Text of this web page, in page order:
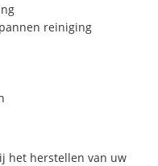
reiniging
het herstellen van uw